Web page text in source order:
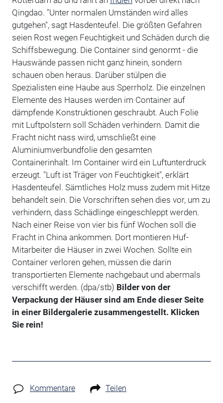
Qingdao. "Unter normalen Umständen wird alles
gutgehen", sagt Hasdenteufel. Die größten Gefahren
seien Rost wegen Feuchtigkeit und Schäden durch die
Schiffsbewegung. Die Container sind genormt - die
Hauswände passen nicht ganz hinein, sondern
schauen oben heraus. Darüber stülpen die
Spezialisten eine Haube aus Sperrholz. Die einzelnen
Elemente des Hauses werden im Container auf
dämpfende Konstruktionen geschraubt. Auch Folie
mit Luftpolstern soll Schäden verhindern. Damit die
Fracht nicht nass wird, umschließt eine
Aluminiumverbundfolie den gesamten
Containerinhalt. Im Container wird ein Luftunterdruck
erzeugt. "Luft ist Träger von Feuchtigkeit", erklärt
Hasdenteufel. Sämtliches Holz muss zudem mit Hitze
behandelt sein. Die Vorschriften sehen dies vor, um zu
verhindern, dass Schädlinge eingeschleppt werden.
Nach einer Reise von vier bis fünf Wochen soll die
Fracht in China ankommen. Dort montieren Huf-
Mitarbeiter die Häuser in zwei Wochen. Sollte ein
Container verloren gehen, müssen die darin
transportierten Elemente nachgebaut und abermals
verschifft werden. (dpa/stb) Bilder von der
Verpackung der Häuser sind am Ende dieser Seite
in einer Bildergalerie zusammengestellt. Klicken
Sie rein!
Kommentare Teilen